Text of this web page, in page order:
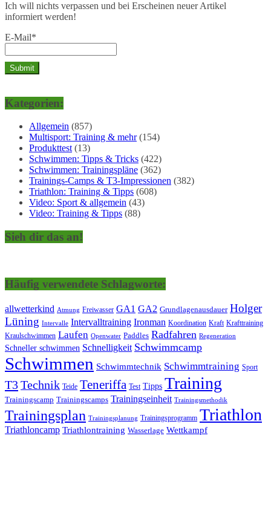
Ich will nichts verpassen und bei Erscheinen neuer Artikel
informiert werden!
E-Mail*
Kategorien:
Allgemein (857)
Multisport: Training & mehr(154)
Produkttest(13)
Schwimmen: Tipps & Tricks (422)
Schwimmen: Trainingspläne (362)
Trainings-Camps & T3-Impressionen (382)
Triathlon: Training & Tipps (608)
Video: Sport & allgemein (43)
Video: Training & Tipps (88)
Sieh dir das an!
Häufig verwendete Schlagworte:
allwetterkind Atmung Freiwasser GA1 GA2 Grundlagenausdauer Holger
Lüning Intervalle Intervalltraining Ironman Koordination Kraft Krafttraining
Kraulschwimmen Laufen Openwater Paddles Radfahren Regeneration
Schneller schwimmen Schnelligkeit Schwimmcamp
Schwimmen Schwimmtechnik Schwimmtraining Sport
T3Technik Teide Teneriffa Test Tipps Training
Trainingscamp Trainingscamps Trainingseinheit Trainingsmethodik
Trainingsplan Trainingsplanung Trainingsprogramm Triathlon
Triathloncamp Triathlontraining Wasserlage Wettkampf